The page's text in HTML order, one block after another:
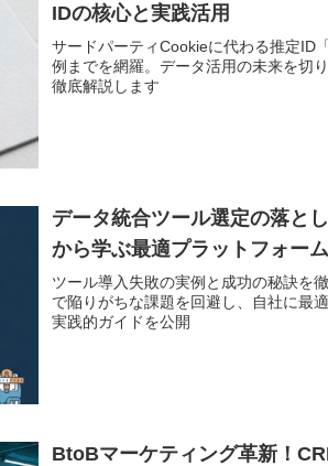
IDの核心と実践活用
サードパーティCookieに代わる推定ID
例までを網羅。データ活用の未来を切
徹底解説します
データ統合ツール選定の落と
から学ぶ最適プラットフォー
ツール導入失敗の実例と成功の秘訣を
で陥りがちな課題を回避し、自社に最
実践的ガイドを公開
BtoBマーケティング革新！